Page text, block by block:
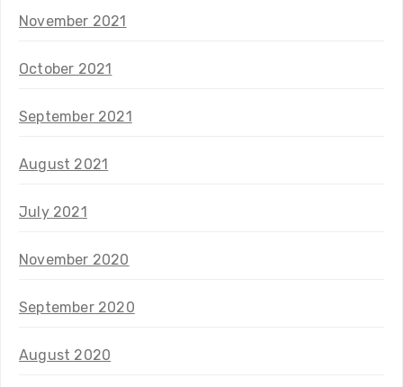
November 2021
October 2021
September 2021
August 2021
July 2021
November 2020
September 2020
August 2020